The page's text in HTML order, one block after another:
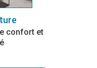
confort et